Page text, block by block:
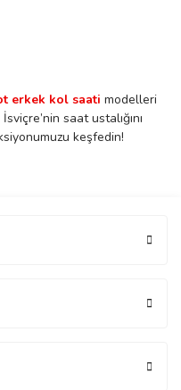
erkek kol saati modelleri
saat ustalığını
keşfedin!